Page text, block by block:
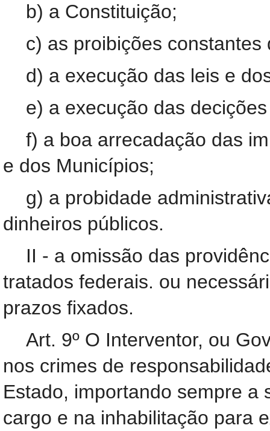
b) a Constituição;
c) as proibições constantes
d) a execução das leis e
e) a execução das
f) a boa arrecadação das
e dos Municípios;
g) a probidade
dinheiros públicos.
II - a omissão das
tratados federais. ou
prazos fixados.
Art. 9º O Interventor, ou
nos crimes de
Estado, importando sempre a
cargo e na inhabilitação para